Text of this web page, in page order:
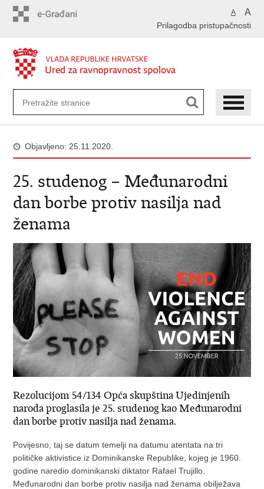
A A
Prilagodba pristupačnosti
Objavljeno: 25.11.2020.
25. studenog – Međunarodni
dan borbe protiv nasilja nad
ženama
Rezolucijom 54/134 Opća skupština Ujedinjenih
naroda proglasila je 25. studenog kao Međunarodni
dan borbe protiv nasilja nad ženama.
Povijesno, taj se datum temelji na datumu atentata na tri
političke aktivistice iz Dominikanske Republike, kojeg je 1960.
godine naredio dominikanski diktator Rafael Trujillo.
Međunarodni dan borbe protiv nasilja nad ženama obilježava